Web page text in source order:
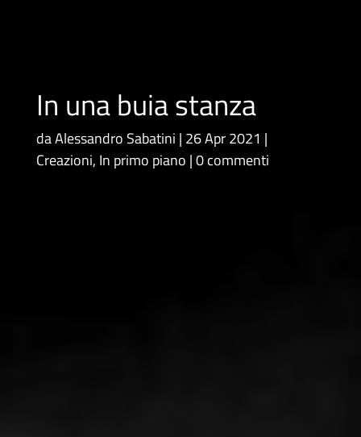
In una buia stanza
daAlessandro Sabatini 26 Apr 2021
Creazioni, In primo piano 0 commenti